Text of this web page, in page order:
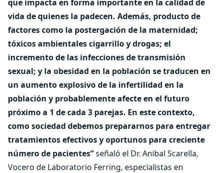
que impacta en forma importante en la calidad de
vida de quienes la padecen. Además, producto de
factores como la postergación de la maternidad;
tóxicos ambientales cigarrillo y drogas; el
incremento de las infecciones de transmisión
sexual; y la obesidad en la población se traducen en
un aumento explosivo de la infertilidad en la
población y probablemente afecte en el futuro
próximo a 1 de cada 3 parejas. En este contexto,
como sociedad debemos prepararnos para entregar
tratamientos efectivos y oportunos para creciente
número de pacientes”señaló el Dr. Anibal Scarella,
Vocero de Laboratorio Ferring, especialistas en